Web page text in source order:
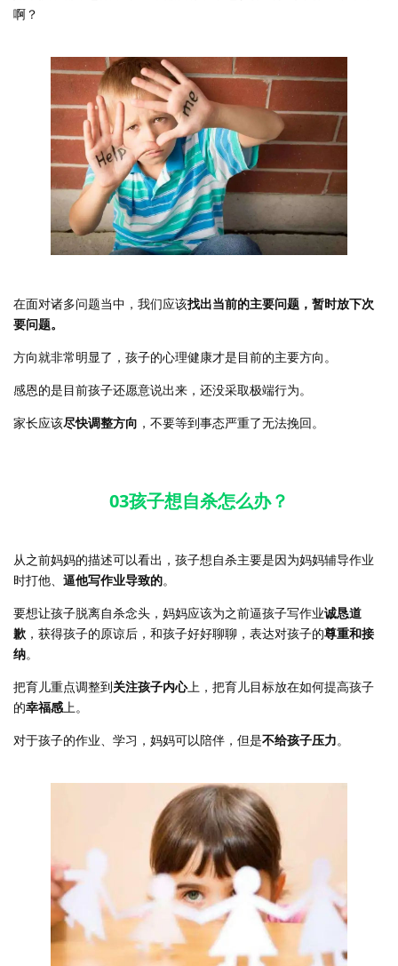
啊？
在面对诸多问题当中，我们应该找出当前的主要问题，暂时放下次
要问题。
方向就非常明显了，孩子的心理健康才是目前的主要方向。
感恩的是目前孩子还愿意说出来，还没采取极端行为。
家长应该尽快调整方向 ，不要等到事态严重了无法挽回。
03孩子想自杀怎么办？
从之前妈妈的描述可以看出，孩子想自杀主要是因为妈妈辅导作业
时打他、 逼他写作业导致的。
要想让孩子脱离自杀念头，妈妈应该为之前逼孩子写作业诚恳道
歉 ，获得孩子的原谅后，和孩子好好聊聊，表达对孩子的尊重和接
纳。
把育儿重点调整到关注孩子内心上，把育儿目标放在如何提高孩子
的幸福感 上。
对于孩子的作业、学习，妈妈可以陪伴，但是不给孩子压力。